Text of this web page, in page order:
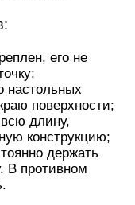
его не
настольных
поверхности;
длину,
конструкцию;
держать
В противном